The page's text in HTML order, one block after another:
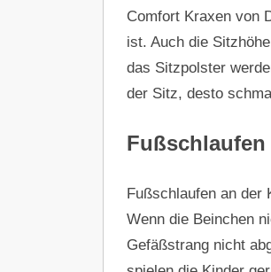
Comfort Kraxen von
ist. Auch die
das Sitzpolster
der Sitz, desto
Fußschlaufen
Fußschlaufen an der
Wenn die Beinchen
Gefäßstrang nicht